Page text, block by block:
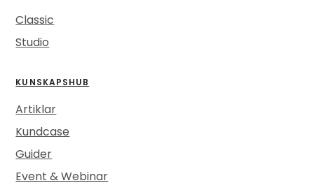
Classic
Studio
KUNSKAPSHUB
Artiklar
Kundcase
Guider
Event & Webinar